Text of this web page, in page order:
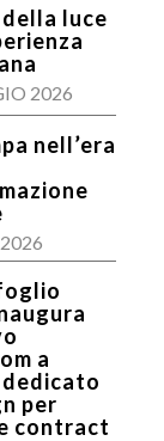
luce
2026
nell’era
a
per
contract